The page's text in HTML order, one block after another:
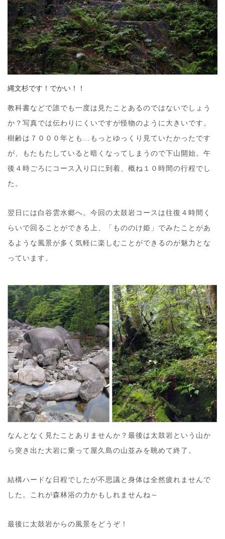
縄文杉です！でかい！！
教科書などで誰でも一度は見たことあるのではないでしょう
か？写真では伝わりにくいですが怪物のように大きいです。
樹齢は７０００年とも…もっとゆっくり見ていたかったです
が、もたもたしていると暗くなってしまうので下山開始。午
後４時ごろにコース入り口に到着、概ね１０時間の行程でし
た。
翌日には白谷雲水郷へ。今回の太鼓岩コースは往復４時間く
らいで回ることができる上、「もののけ姫」でみたことがあ
るような風景が多く気軽に楽しむことができるのが魅力とな
っています。
なんとなく見たことありませんか？最後は太鼓岩という山か
ら突き出た大岩に乗って屋久島の山並みを眺めて終了。
結構ハードな日程でしたが不思議と身体は全然疲れませんで
した。これが森林浴の力かもしれませんね～
最後に太鼓岩からの風景をどうぞ！